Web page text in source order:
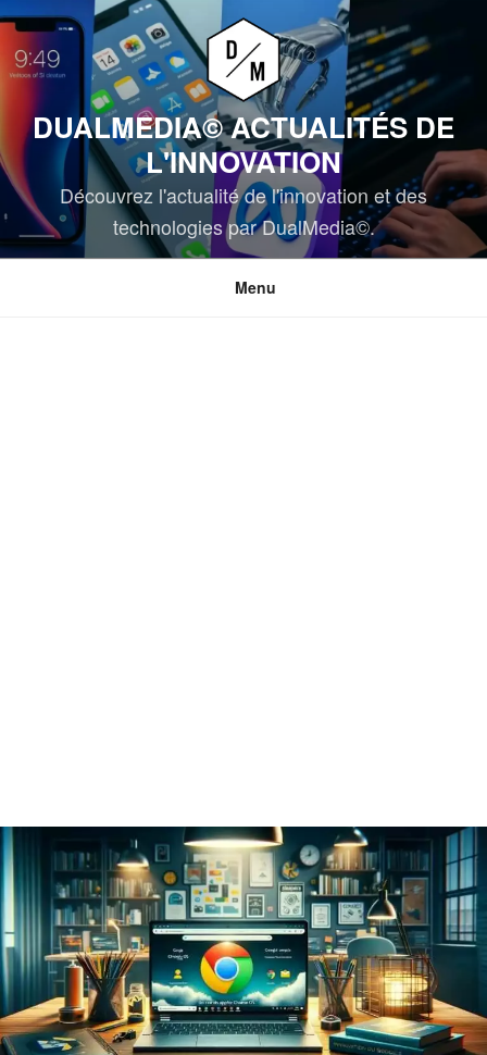
Aller
au
contenu
DUALMEDIA© ACTUALITÉS DE
L'INNOVATION
Découvrez l'actualité de l'innovation et des
technologies par DualMedia©.
Menu